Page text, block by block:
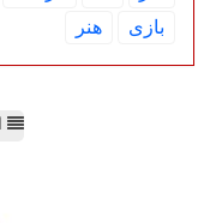
بازی
هنر